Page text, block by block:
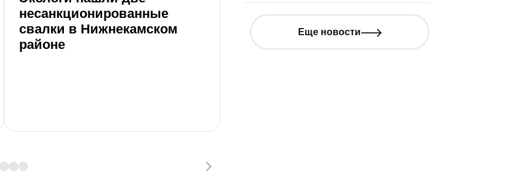
несанкционированные
свалки в Нижнекамском
районе
Еще новости